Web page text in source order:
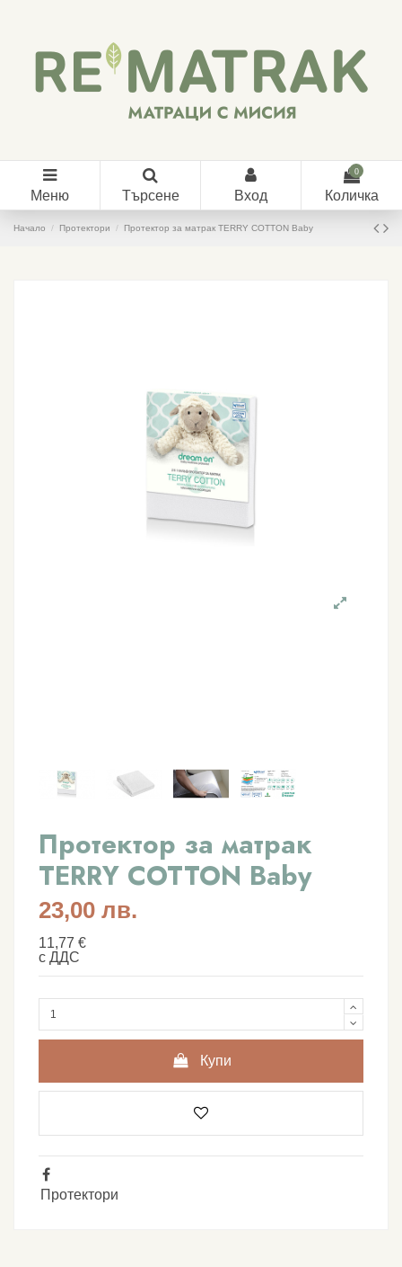
Меню Търсене Вход
0
Количка
Начало Протектори Протектор за матрак TERRY COTTON Baby
Протектор за матрак
TERRY COTTON Baby
23,00 лв.
11,77 €
с ДДС
Купи
Протектори